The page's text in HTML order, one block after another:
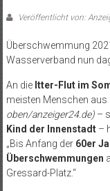
Veröffentlicht von:
Überschwemmung
Wasserverband nun
An die Itter-Flut im
meisten Menschen aus
oben/anzeiger24.de)–
Kind der Innenstadt–
„Bis Anfang der 60er
Überschwemmungen
Gressard-Platz.“